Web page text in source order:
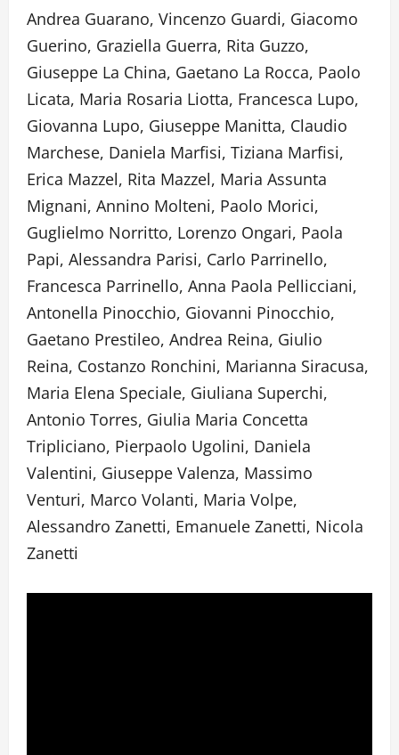
Andrea Guarano, Vincenzo Guardi, Giacomo
Guerino, Graziella Guerra, Rita Guzzo,
Giuseppe La China, Gaetano La Rocca, Paolo
Licata, Maria Rosaria Liotta, Francesca Lupo,
Giovanna Lupo, Giuseppe Manitta, Claudio
Marchese, Daniela Marfisi, Tiziana Marfisi,
Erica Mazzel, Rita Mazzel, Maria Assunta
Mignani, Annino Molteni, Paolo Morici,
Guglielmo Norritto, Lorenzo Ongari, Paola
Papi, Alessandra Parisi, Carlo Parrinello,
Francesca Parrinello, Anna Paola Pellicciani,
Antonella Pinocchio, Giovanni Pinocchio,
Gaetano Prestileo, Andrea Reina, Giulio
Reina, Costanzo Ronchini, Marianna Siracusa,
Maria Elena Speciale, Giuliana Superchi,
Antonio Torres, Giulia Maria Concetta
Tripliciano, Pierpaolo Ugolini, Daniela
Valentini, Giuseppe Valenza, Massimo
Venturi, Marco Volanti, Maria Volpe,
Alessandro Zanetti, Emanuele Zanetti, Nicola
Zanetti